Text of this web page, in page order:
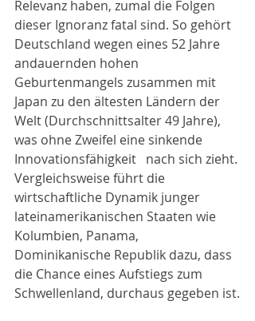
Relevanz haben, zumal die Folgen
dieser Ignoranz fatal sind. So gehört
Deutschland wegen eines 52 Jahre
andauernden hohen
Geburtenmangels zusammen mit
Japan zu den ältesten Ländern der
Welt (Durchschnittsalter 49 Jahre),
was ohne Zweifel eine sinkende
Innovationsfähigkeit   nach sich zieht.
Vergleichsweise führt die
wirtschaftliche Dynamik junger
lateinamerikanischen Staaten wie
Kolumbien, Panama,
Dominikanische Republik dazu, dass
die Chance eines Aufstiegs zum
Schwellenland, durchaus gegeben ist.